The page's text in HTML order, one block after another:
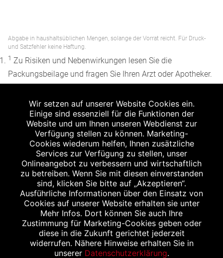
Abgabe in haushaltsüblichen Mengen, solange der Vorrat reicht. Für Druck-
und Satzfehler keine Haftung.
1 Zu Risiken und Nebenwirkungen lesen Sie die
Packungsbeilage und fragen Sie Ihren Arzt oder Apotheker.
Apothekenerstattungspreis (AEP). Der AEP ist keine
unverbindliche Preisempfehlung der Hersteller. Der AEP ist
ein von den Apotheken in Ansatz gebrachter Preis für
rezeptfreie Arzneimittel. Er entspricht in der Höhe dem für
Apotheken verbindlichen Abgabepreis, zu dem eine
Apotheke in bestimmten Fällen (z.B. bei Kindern unter 12
Jahren) das Produkt mit der gesetzlichen
Krankenversicherung abrechnet. Der AEP ist der allgemeine
Erstattungspreis im Falle einer Kostenübernahme durch die
gesetzlichen Krankenkassen, vor Abzug eines
Zwangsrabattes (zur Zeit 5%) nach §130 Abs. 1 SGB V.
Unverbindliche Preisempfehlung des Herstellers (UVP).
Wir setzen auf unserer Website Cookies ein.
Einige sind essenziell für die Funktionen der
Website und um Ihnen unseren Webdienst zur
Verfügung stellen zu können. Marketing-
Cookies wiederum helfen, Ihnen zusätzliche
Services zur Verfügung zu stellen, unser
Onlineangebot zu verbessern und wirtschaftlich
zu betreiben. Wenn Sie mit diesen einverstanden
sind, klicken Sie bitte auf „Akzeptieren“.
Ausführliche Informationen über den Einsatz von
Cookies auf unserer Website erhalten sie unter
Mehr Infos. Dort können Sie auch Ihre
Zustimmung für Marketing-Cookies geben oder
diese in die Zukunft gerichtet jederzeit
widerrufen. Nähere Hinweise erhalten Sie in
unserer Datenschutzerklärung.